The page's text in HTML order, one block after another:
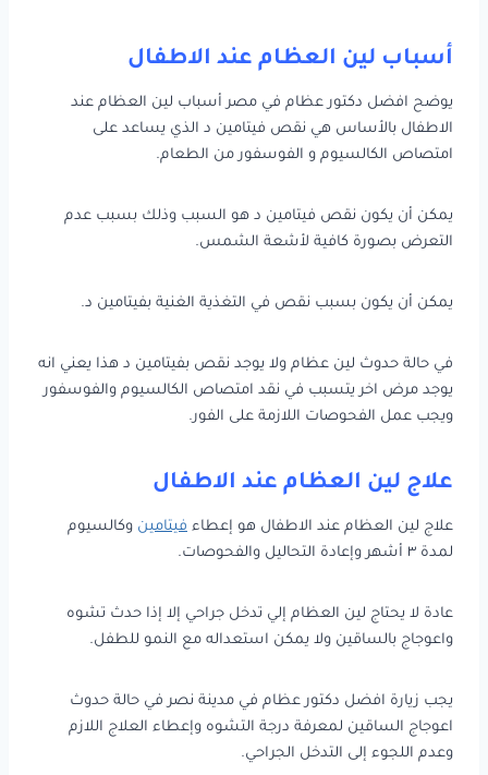
أسباب لين العظام عند الاطفال
يوضح افضل دكتور عظام في مصر أسباب لين العظام عند
الاطفال بالأساس هي نقص فيتامين د الذي يساعد على
امتصاص الكالسيوم و الفوسفور من الطعام.
يمكن أن يكون نقص فيتامين د هو السبب وذلك بسبب عدم
التعرض بصورة كافية لأشعة الشمس.
يمكن أن يكون بسبب نقص في التغذية الغنية بفيتامين د.
في حالة حدوث لين عظام ولا يوجد نقص بفيتامين د هذا يعني انه
يوجد مرض اخر يتسبب في نقد امتصاص الكالسيوم والفوسفور
ويجب عمل الفحوصات اللازمة على الفور.
علاج لين العظام عند الاطفال
علاج لين العظام عند الاطفال هو إعطاء فيتامين وكالسيوم
لمدة ٣ أشهر وإعادة التحاليل والفحوصات.
عادة لا يحتاج لين العظام إلي تدخل جراحي إلا إذا حدث تشوه
واعوجاج بالساقين ولا يمكن استعداله مع النمو للطفل.
يجب زيارة افضل دكتور عظام في مدينة نصر في حالة حدوث
اعوجاج الساقين لمعرفة درجة التشوه وإعطاء العلاج اللازم
وعدم اللجوء إلى التدخل الجراحي.